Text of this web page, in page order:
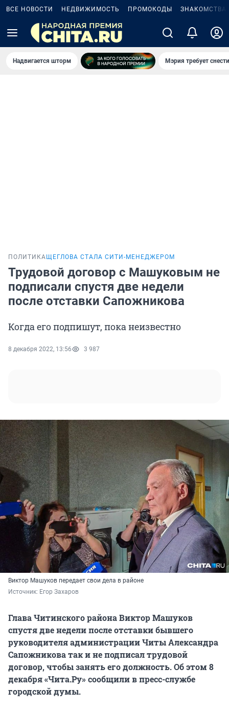
ВСЕ НОВОСТИ НЕДВИЖИМОСТЬ ПРОМОКОДЫ ЗНАКОМСТВА
Надвигается шторм Мэрия требует
ПОЛИТИКА ЩЕГЛОВА СТАЛА СИТИ-МЕНЕДЖЕРОМ
Трудовой договор с Машуковым не
подписали спустя две недели
после отставки Сапожникова
Когда его подпишут, пока неизвестно
8 декабря 2022, 13:56 3 987
Виктор Машуков передает свои дела в районе
Источник: Егор Захаров
Глава Читинского района Виктор Машуков
спустя две недели после отставки бывшего
руководителя администрации Читы Александра
Сапожникова так и не подписал трудовой
договор, чтобы занять его должность. Об этом 8
декабря «Чита.Ру» сообщили в пресс-службе
городской думы.